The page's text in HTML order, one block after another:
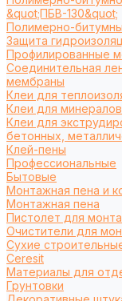
&quot;ПБВ-130&quot;
Полимерно-
Защита
Профилированные
Соединительная
мембраны
Клеи для
Клеи для
Клеи для
бетонных,
Клей-пены
Профессиональные
Бытовые
Монтажная пена и
Монтажная пена
Пистолет для
Очистители для
Сухие
Ceresit
Материалы для
Грунтовки